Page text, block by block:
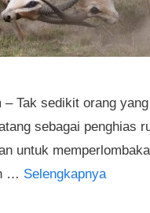
Tak sedikit orang yang
sebagai penghias
untuk
… Selengkapnya